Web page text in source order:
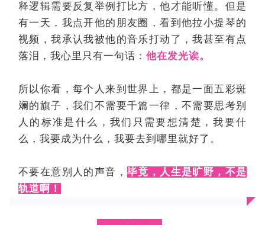
释逻辑需要反复举例打比方，他才能听懂。但是
有一天，我点开他的朋友圈，看到他拉小提琴的
视频，我承认我被他的音乐打动了，我甚至有点
落泪，我心里只有一句话： 他在发光诶。
所以你看，每个人来到世界上，都是一面五彩斑
斓的旗子，我们不需要千篇一律，不需要思考别
人的标准是什么，我们只需要想清楚，我要什
么，我要成为什么，我要去到哪里就好了。
不要在意别人的声音， 毕竟，人生是旷野，不是
轨道啊！